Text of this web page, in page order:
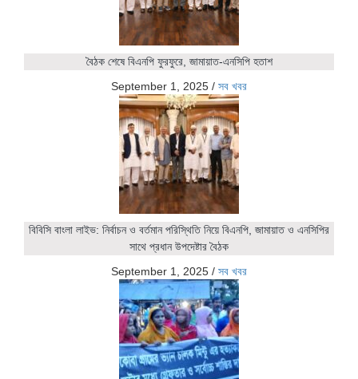
বৈঠক শেষে বিএনপি ফুরফুরে, জামায়াত-এনসিপি হতাশ
September 1, 2025 / সব খবর
বিবিসি বাংলা লাইভ: নির্বাচন ও বর্তমান পরিস্থিতি নিয়ে বিএনপি, জামায়াত ও এনসিপির
সাথে প্রধান উপদেষ্টার বৈঠক
September 1, 2025 / সব খবর